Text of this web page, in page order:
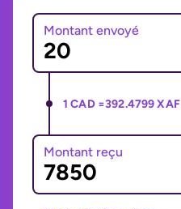
Montant envoyé
1 CAD =392.4799 XAF
Montant reçu